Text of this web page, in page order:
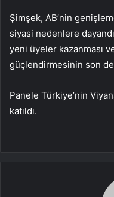
Şimşek, AB’nin
siyasi nedenlere
yeni üyeler kazanması
güçlendirmesinin son
Panele Türkiye’nin
katıldı.